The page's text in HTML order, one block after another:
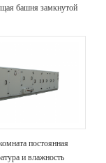
башня замкнутой
постоянная
и влажность